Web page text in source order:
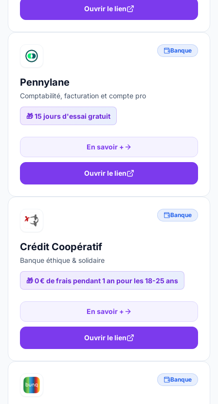
Ouvrir le lien
Banque
Pennylane
Comptabilité, facturation et compte pro
🎁15 jours d'essai gratuit
En savoir +
Ouvrir le lien
Banque
Crédit Coopératif
Banque éthique & solidaire
🎁0 € de frais pendant 1 an pour les 18-25 ans
En savoir +
Ouvrir le lien
Banque